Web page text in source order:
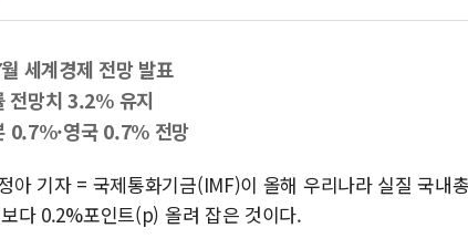
세계경제 전망 발표
전망치 3.2% 유지
0.7%·영국 0.7% 전망
아 기자 = 국제통화기금(IMF)이 올해 우리나라 실질 국내
다 0.2%포인트(p) 올려 잡은 것이다.